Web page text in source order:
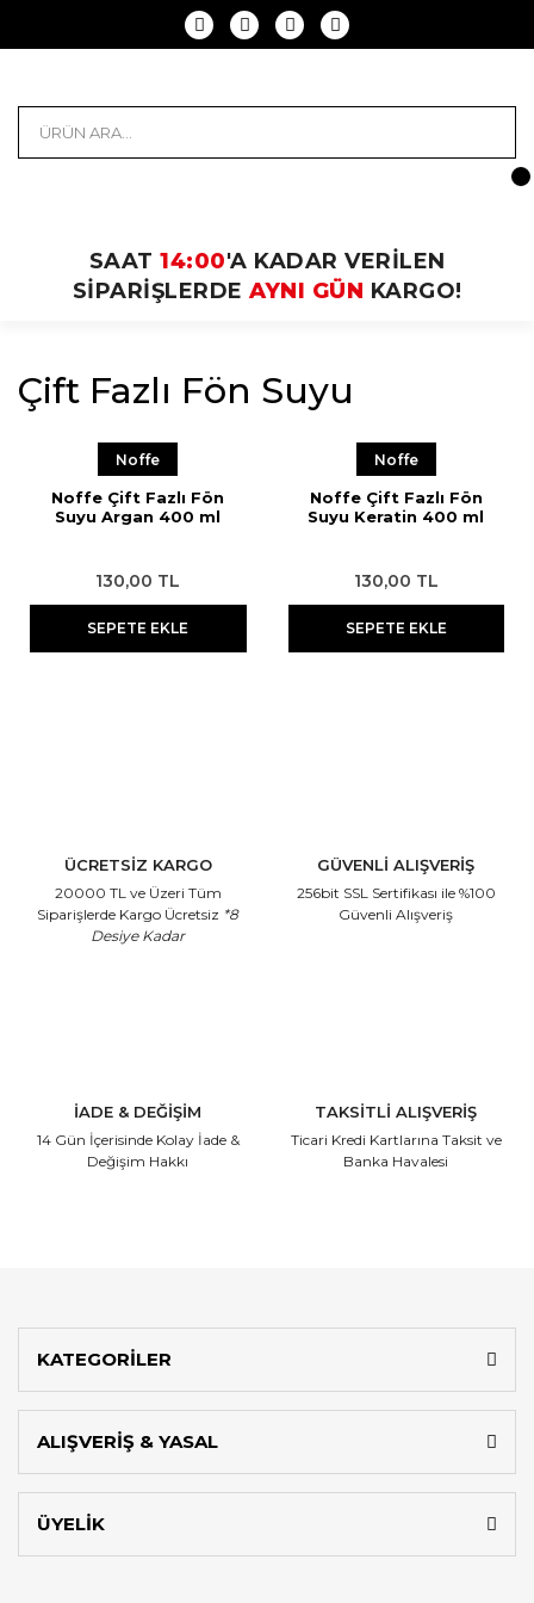
SAAT 14:00'A KADAR VERİLEN
SİPARİŞLERDE AYNI GÜN KARGO!
Çift Fazlı Fön Suyu
Noffe
Noffe Çift Fazlı Fön
Suyu Argan 400 ml
130,00 TL
SEPETE EKLE
Noffe
Noffe Çift Fazlı Fön
Suyu Keratin 400 ml
130,00 TL
SEPETE EKLE
ÜCRETSİZ KARGO
20000 TL ve Üzeri Tüm
Siparişlerde Kargo Ücretsiz *8
Desiye Kadar
GÜVENLİ ALIŞVERİŞ
256bit SSL Sertifikası ile %100
Güvenli Alışveriş
İADE & DEĞİŞİM
14 Gün İçerisinde Kolay İade &
Değişim Hakkı
TAKSİTLİ ALIŞVERİŞ
Ticari Kredi Kartlarına Taksit ve
Banka Havalesi
KATEGORİLER
ALIŞVERİŞ & YASAL
ÜYELİK